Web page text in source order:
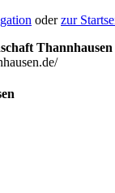
oderzur
Thannhausen